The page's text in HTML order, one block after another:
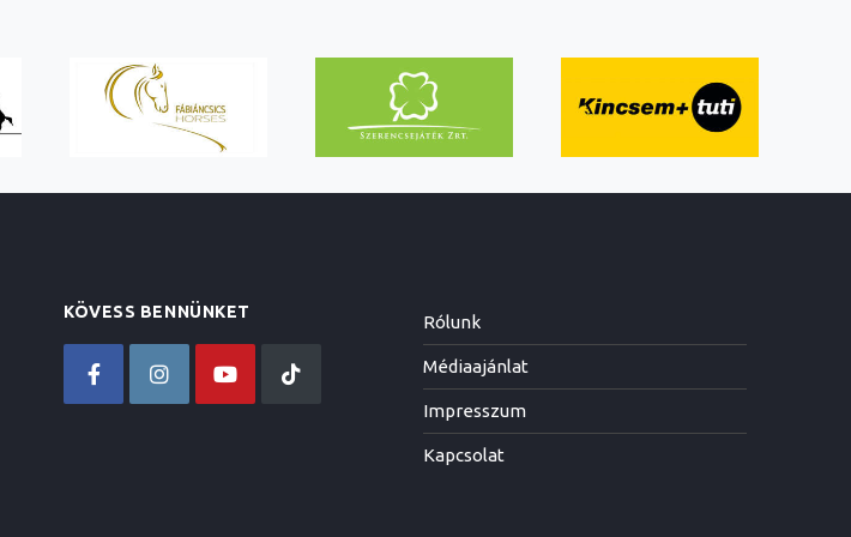
KÖVESS BENNÜNKET Rólunk
Médiaajánlat
Impresszum
Kapcsolat